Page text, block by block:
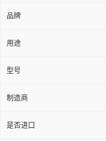
品牌
用途
型号
制造商
是否进口